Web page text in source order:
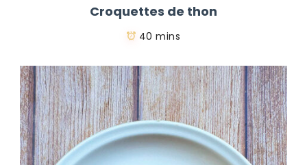
Croquettes de thon
40 mins